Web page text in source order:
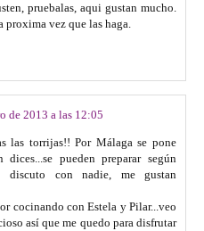
pruebalas, aqui gustan mucho.
proxima vez que las haga.
de 2013 a las 12:05
las torrijas!! Por Málaga se pone
pueden preparar según
discuto con nadie, me gustan
cocinando con Estela y Pilar...veo
así que me quedo para disfrutar